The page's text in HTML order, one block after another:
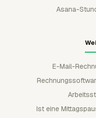
Asana-
E-Mail-
Ist eine